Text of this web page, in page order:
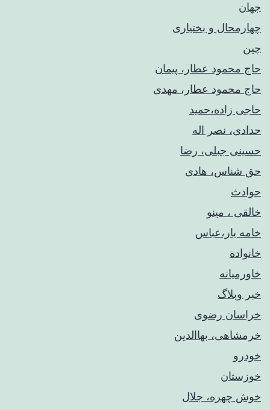
جهان
چهارمحال و بختیاری
چین
حاج محمود عطار، پیمان
حاج محمود عطار، مهدی
حاجی زاده،حمید
حدادی، نصر اله
حسینی جبلی، رضا
حق شناس، هادی
حوادث
خالقی ، مینو
خامه یار،عباس
خانواده
خاورمیانه
خبر وبلاگ
خراسان رضوی
خرمشاهی، بهاالدین
خودرو
خوزستان
خوش چهره، جلال